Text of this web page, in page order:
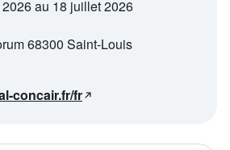
au 18 juillet 2026
68300 Saint-Louis
concair.fr/fr